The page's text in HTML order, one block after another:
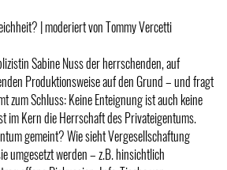
| moderiert von Tommy Vercetti
Sabine Nuss der herrschenden, auf
Produktionsweise auf den Grund – und fragt
zum Schluss: Keine Enteignung ist auch keine
im Kern die Herrschaft des Privateigentums.
gemeint? Wie sieht Vergesellschaftung
umgesetzt werden – z.B. hinsichtlich